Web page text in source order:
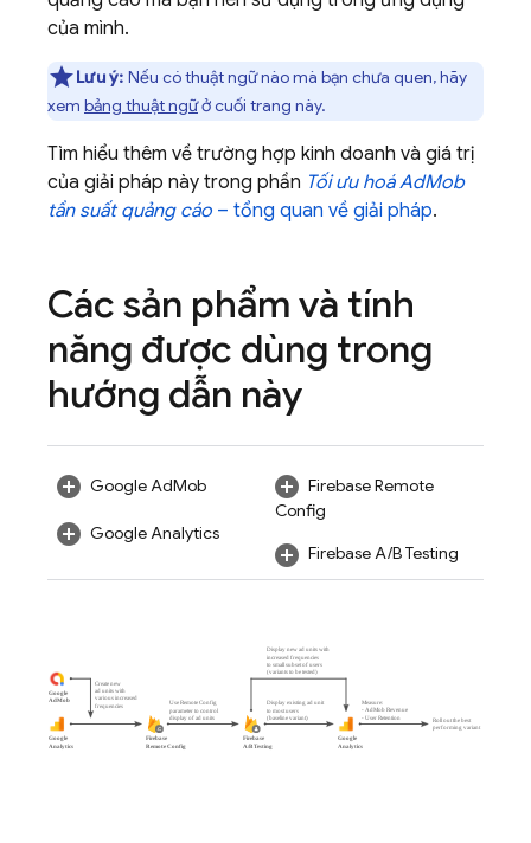
của mình.
Lưu ý: Nếu có thuật ngữ nào mà bạn chưa quen, hãy
xem bảng thuật ngữở cuối trang này.
Tìm hiểu thêm về trường hợp kinh doanh và giá trị
của giải pháp này trong phần Tối ưu hoáAdMob
tần suất quảng cáo – tổng quan về giải pháp.
Các sản phẩm và tính
năng được dùng trong
hướng dẫn này
Google AdMob
Google Analytics
Firebase Remote
Config
Firebase A/B Testing